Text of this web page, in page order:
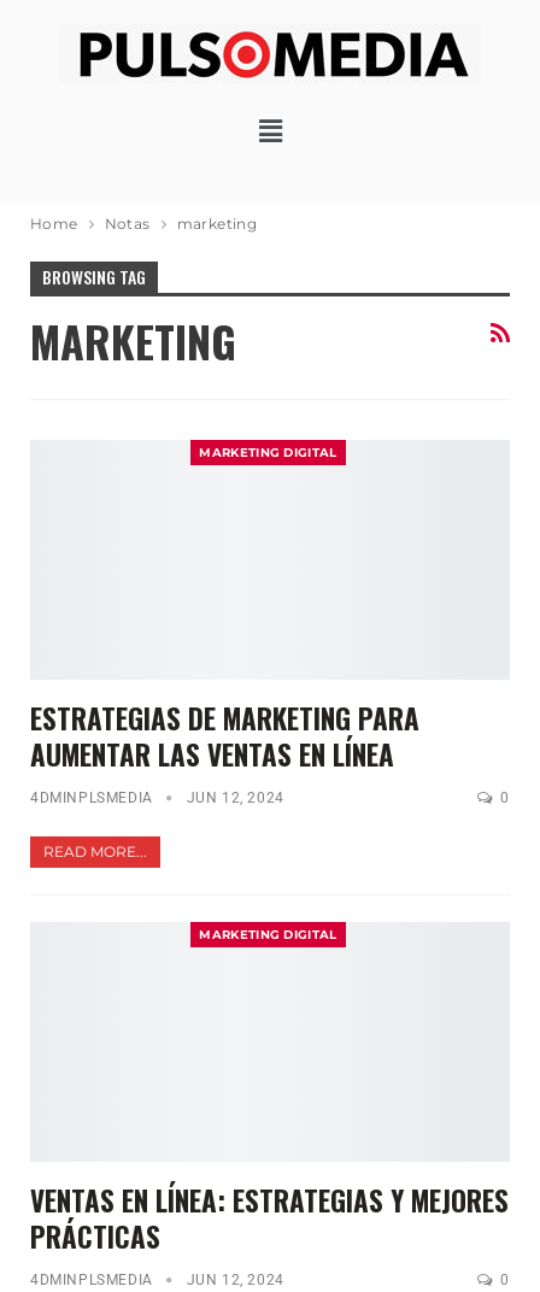
Home Notas marketing
BROWSING TAG
MARKETING
MARKETING DIGITAL
ESTRATEGIAS DE MARKETING PARA
AUMENTAR LAS VENTAS EN LÍNEA
4DMINPLSMEDIA JUN 12, 2024 0
READ MORE...
MARKETING DIGITAL
VENTAS EN LÍNEA: ESTRATEGIAS Y MEJORES
PRÁCTICAS
4DMINPLSMEDIA JUN 12, 2024 0